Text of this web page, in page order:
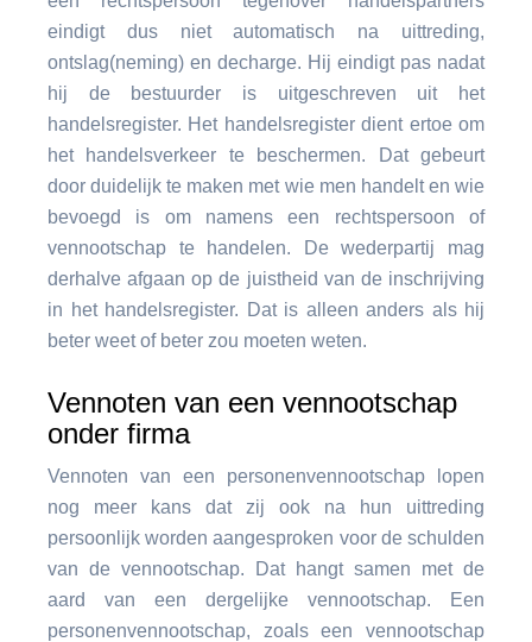
eindigt dus niet automatisch na uittreding,
ontslag(neming) en decharge. Hij eindigt pas nadat
hij de bestuurder is uitgeschreven uit het
handelsregister. Het handelsregister dient ertoe om
het handelsverkeer te beschermen. Dat gebeurt
door duidelijk te maken met wie men handelt en wie
bevoegd is om namens een rechtspersoon of
vennootschap te handelen. De wederpartij mag
derhalve afgaan op de juistheid van de inschrijving
in het handelsregister. Dat is alleen anders als hij
beter weet of beter zou moeten weten.
Vennoten van een vennootschap
onder firma
Vennoten van een personenvennootschap lopen
nog meer kans dat zij ook na hun uittreding
persoonlijk worden aangesproken voor de schulden
van de vennootschap. Dat hangt samen met de
aard van een dergelijke vennootschap. Een
personenvennootschap, zoals een vennootschap